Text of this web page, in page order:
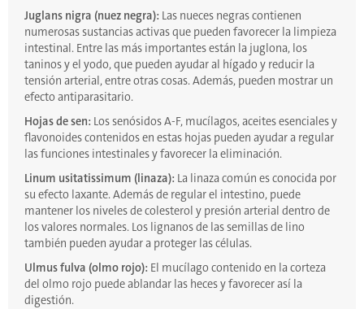
Juglans nigra (nuez negra): Las nueces negras contienen
numerosas sustancias activas que pueden favorecer la limpieza
intestinal. Entre las más importantes están la juglona, los
taninos y el yodo, que pueden ayudar al hígado y reducir la
tensión arterial, entre otras cosas. Además, pueden mostrar un
efecto antiparasitario.
Hojas de sen: Los senósidos A-F, mucílagos, aceites esenciales y
flavonoides contenidos en estas hojas pueden ayudar a regular
las funciones intestinales y favorecer la eliminación.
Linum usitatissimum (linaza): La linaza común es conocida por
su efecto laxante. Además de regular el intestino, puede
mantener los niveles de colesterol y presión arterial dentro de
los valores normales. Los lignanos de las semillas de lino
también pueden ayudar a proteger las células.
Ulmus fulva (olmo rojo): El mucílago contenido en la corteza
del olmo rojo puede ablandar las heces y favorecer así la
digestión.